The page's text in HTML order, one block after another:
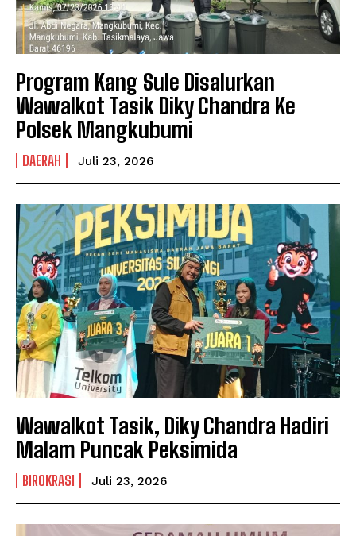
Program Kang Sule Disalurkan
Wawalkot Tasik Diky Chandra Ke
Polsek Mangkubumi
DAERAH Juli 23, 2026
Wawalkot Tasik, Diky Chandra Hadiri
Malam Puncak Peksimida
BIROKRASI Juli 23, 2026